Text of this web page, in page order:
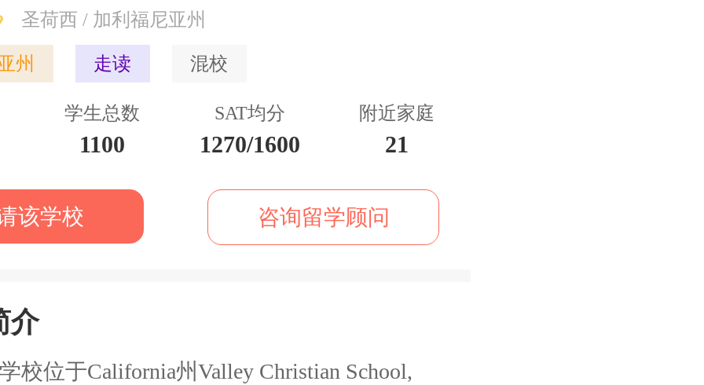
圣荷西 / 加利福尼亚州
州 走读 混校
学生总数
1100
SAT均分
1270/1600
附近家庭
21
该学校 咨询留学顾问
介
校位于California州Valley Christian School,